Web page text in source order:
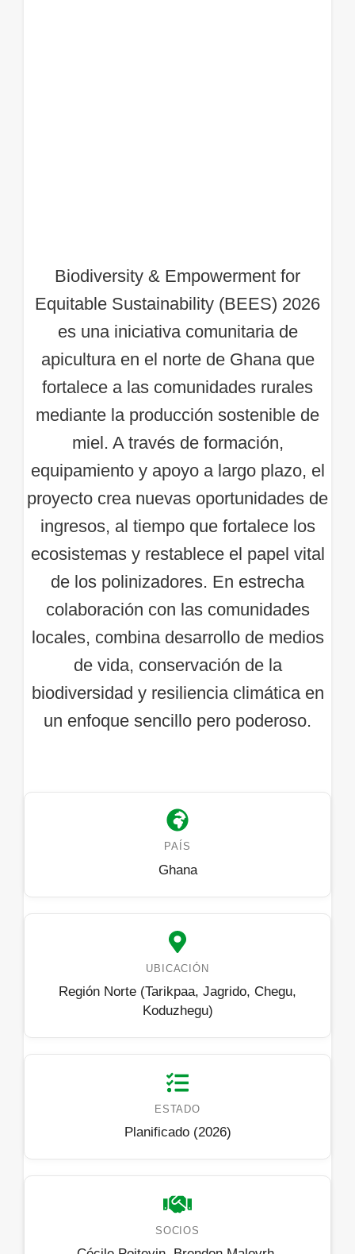
Biodiversity & Empowerment for
Equitable Sustainability (BEES) 2026
es una iniciativa comunitaria de
apicultura en el norte de Ghana que
fortalece a las comunidades rurales
mediante la producción sostenible de
miel. A través de formación,
equipamiento y apoyo a largo plazo, el
proyecto crea nuevas oportunidades de
ingresos, al tiempo que fortalece los
ecosistemas y restablece el papel vital
de los polinizadores. En estrecha
colaboración con las comunidades
locales, combina desarrollo de medios
de vida, conservación de la
biodiversidad y resiliencia climática en
un enfoque sencillo pero poderoso.
PAÍS
Ghana
UBICACIÓN
Región Norte (Tarikpaa, Jagrido, Chegu,
Koduzhegu)
ESTADO
Planificado (2026)
SOCIOS